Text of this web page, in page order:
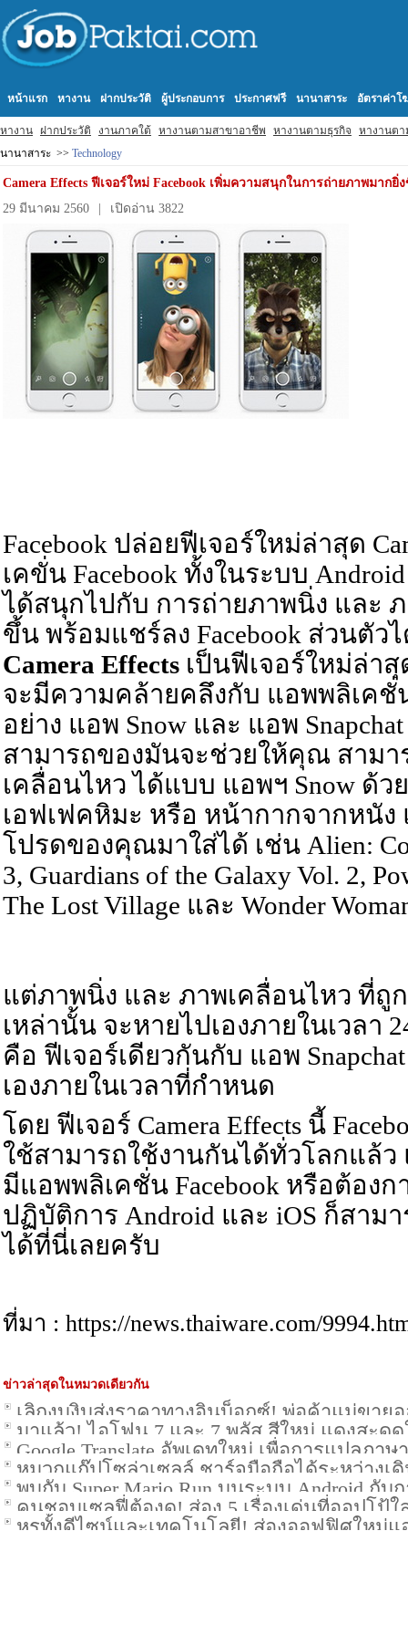
หางาน ฝากประวัติ งานภาคใต้ หางานตามสาขาอาชีพ หางานตามธุรกิจ หางานต
หน้าแรก หางาน ฝากประวัติ ผู้ประกอบการ ประกาศฟรี นานาสาระ อัตราค่า
นานาสาระ >> Technology
Camera Effects ฟีเจอร์ใหม่ Facebook เพิ่มความสนุกในการถ่ายภาพมากยิ่
29 มีนาคม 2560
เปิดอ่าน 3822
Facebook ปล่อยฟีเจอร์ใหม่ล่าสุด
เคขั่น Facebook ทั้งในระบบ
ได้สนุกไปกับ การถ่ายภาพนิ่ง และ
ขึ้น พร้อมแชร์ลง Facebook ส่วนตัว
Camera Effects เป็นฟีเจอร์ใหม่ล่าสุ
จะมีความคล้ายคลึงกับ แอพพลิเคชั่
อย่าง แอพ Snow และ แอพ Snapchat
สามารถของมันจะช่วยให้คุณ สาม
เคลื่อนไหว ได้แบบ แอพฯ Snow ด้
เอฟเฟคหิมะ หรือ หน้ากากจากหนัง
โปรดของคุณมาใส่ได้ เช่น Alien:
3, Guardians of the Galaxy Vol. 2,
The Lost Village และ Wonder
แต่ภาพนิ่ง และ ภาพเคลื่อนไหว ที่ถู
เหล่านั้น จะหายไปเองภายในเวลา
คือ ฟีเจอร์เดียวกันกับ แอพ
เองภายในเวลาที่กำหนด
โดย ฟีเจอร์ Camera Effects นี้
ใช้สามารถใช้งานกันได้ทั่วโลกแล้ว
มีแอพพลิเคชั่น Facebook หรือต้อง
ปฏิบัติการ Android และ iOS ก็สาม
ได้ที่นี่เลยครับ
ที่มา : https://news.thaiware.com/
ข่าวล่าสุดในหมวดเดียวกัน
เลิกงุบงิบส่งราคาทางอินบ็อกซ์! พ่อค้าแม่ขาย
มาแล้ว! ไอโฟน 7 และ 7 พลัส สีใหม่ แดงสะดุ
Google Translate อัพเดทใหม่ เพื่อการแปลภา
หมวกแก๊ปโซล่าเซลล์ ชาร์จมือถือได้ระหว่างเ
พบกับ Super Mario Run บนระบบ Android กับ
มีนาคม 2017
คนชอบเซลฟี่ต้องดู! ส่อง 5 เรื่องเด่นที่ออปโป้ใ
หรูทั้งดีไซน์และเทคโนโลยี! ส่องออฟฟิศใหม่แ